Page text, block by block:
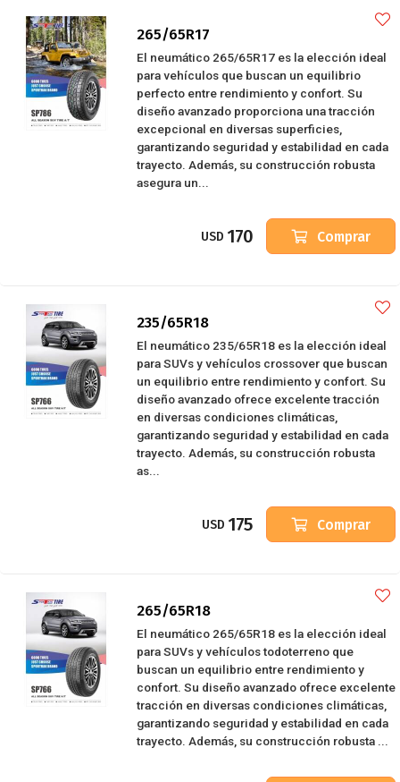
265/65R17
El neumático 265/65R17 es la elección ideal
para vehículos que buscan un equilibrio
perfecto entre rendimiento y confort. Su
diseño avanzado proporciona una tracción
excepcional en diversas superficies,
garantizando seguridad y estabilidad en cada
trayecto. Además, su construcción robusta
asegura un...
USD 170 Comprar
235/65R18
El neumático 235/65R18 es la elección ideal
para SUVs y vehículos crossover que buscan
un equilibrio entre rendimiento y confort. Su
diseño avanzado ofrece excelente tracción
en diversas condiciones climáticas,
garantizando seguridad y estabilidad en cada
trayecto. Además, su construcción robusta
as...
USD 175 Comprar
265/65R18
El neumático 265/65R18 es la elección ideal
para SUVs y vehículos todoterreno que
buscan un equilibrio entre rendimiento y
confort. Su diseño avanzado ofrece excelente
tracción en diversas condiciones climáticas,
garantizando seguridad y estabilidad en cada
trayecto. Además, su construcción robusta ...